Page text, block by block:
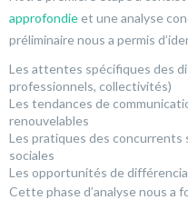
approfondie et une analyse
préliminaire nous a permis
Les attentes spécifiques des
professionnels, collectivités)
Les tendances de
renouvelables
Les pratiques des
sociales
Les opportunités de
Cette phase d’analyse nous a